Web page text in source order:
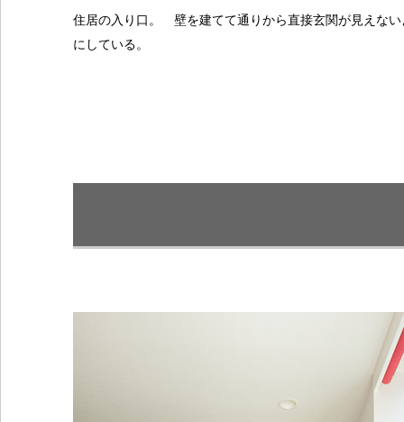
住居の入り口。 壁を建てて通りから直接玄関が見えない
にしている。